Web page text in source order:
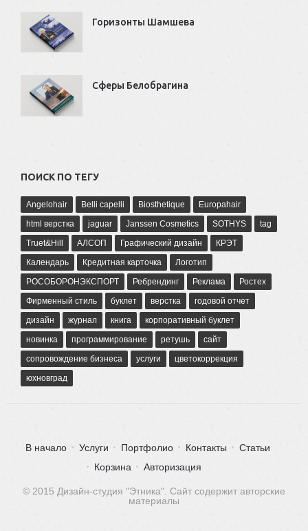
Горизонты Шамшева
Сферы Белобрагина
ПОИСК ПО ТЕГУ
Angelohair Belli capelli Biosthetique
Europahair
html верстка
jaguar Janssen Cosmetics SOTHYS
tag
Truet&Hill
АЛСОП Графический дизайн
КРЭТ
Календарь
Кредитная карточка
Логотип
РОСОБОРОНЭКСПОРТ
Ребрендинг Реклама
Ростех
Фирменный стиль
буклет верстка
годовой отчет
дизайн
журнал книга
корпоративный буклет
новинка
программирование ретушь
сайт
сопровождение бизнеса
услуги
цветокоррекция
юхновград
В начало Услуги Портфолио Контакты
Статьи
Корзина
Авторизация
© 2015 Дизайн-студия "Этника". Сайт содержит авторские
материалы